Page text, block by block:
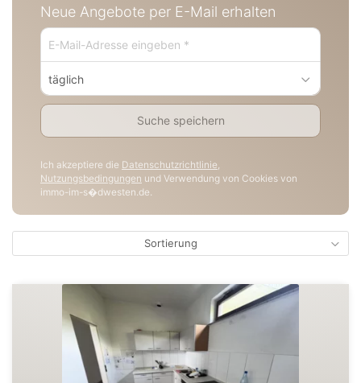
Neue Angebote per E-Mail erhalten
täglich
Suche speichern
Ich akzeptiere die Datenschutzrichtlinie,
Nutzungsbedingungen und Verwendung von Cookies von
immo-im-s�dwesten.de.
Sortierung